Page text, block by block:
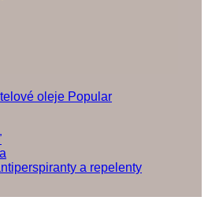
oleje
a repelenty